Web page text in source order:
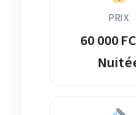
PRIX
60 000